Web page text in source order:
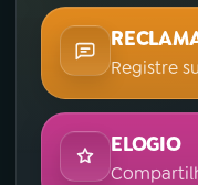
Registre
ELOGIO